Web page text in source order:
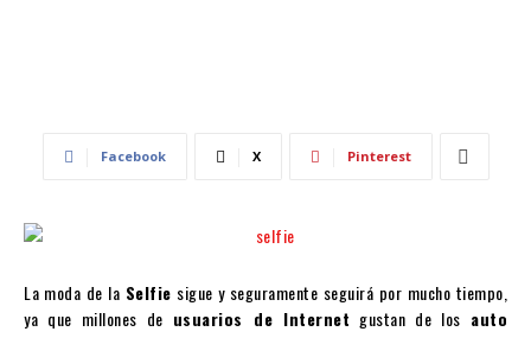
Facebook X Pinterest
La moda de la Selfie sigue y seguramente seguirá por mucho tiempo,
ya que millones de usuarios de Internet gustan de los auto